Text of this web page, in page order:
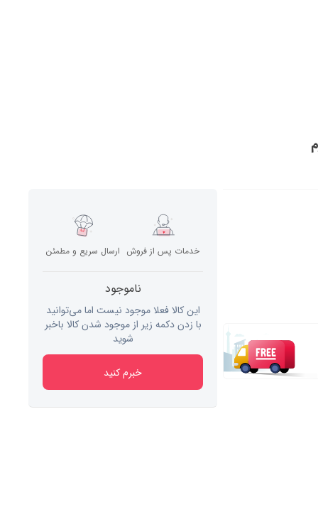
خدمات پس از فروش ارسال سریع و مطمئن
ناموجود
این کالا فعلا موجود نیست اما می‌توانید
با زدن دکمه زیر از موجود شدن کالا باخبر
شوید
خبرم کنید